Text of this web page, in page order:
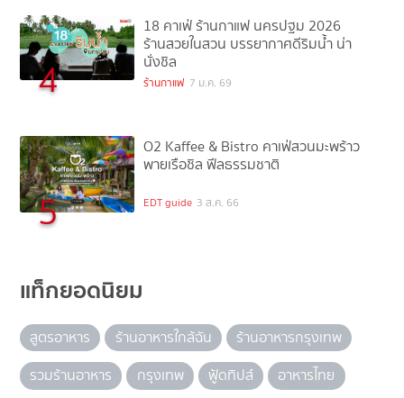
4
18 คาเฟ่ ร้านกาแฟ นครปฐม 2026
ร้านสวยในสวน บรรยากาศดีริมน้ำ น่า
นั่งชิล
ร้านกาแฟ 7 ม.ค. 69
5
O2 Kaffee & Bistro คาเฟ่สวนมะพร้าว
พายเรือชิล ฟีลธรรมชาติ
EDT guide 3 ส.ค. 66
แท็กยอดนิยม
สูตรอาหาร ร้านอาหารใกล้ฉัน
ร้านอาหารกรุงเทพ
รวมร้านอาหาร
กรุงเทพ ฟู้ดทิปส์
อาหารไทย